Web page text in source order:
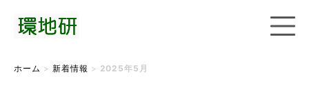
ホーム > 新着情報 > 2025年5月